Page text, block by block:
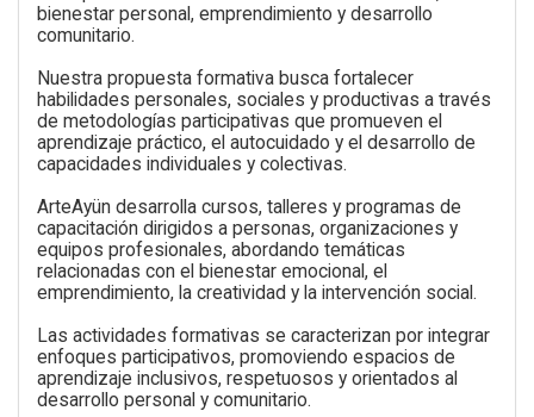
bienestar personal, emprendimiento y desarrollo
comunitario.
Nuestra propuesta formativa busca fortalecer
habilidades personales, sociales y productivas a través
de metodologías participativas que promueven el
aprendizaje práctico, el autocuidado y el desarrollo de
capacidades individuales y colectivas.
ArteAyün desarrolla cursos, talleres y programas de
capacitación dirigidos a personas, organizaciones y
equipos profesionales, abordando temáticas
relacionadas con el bienestar emocional, el
emprendimiento, la creatividad y la intervención social.
Las actividades formativas se caracterizan por integrar
enfoques participativos, promoviendo espacios de
aprendizaje inclusivos, respetuosos y orientados al
desarrollo personal y comunitario.